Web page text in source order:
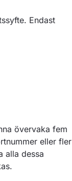
Endast
övervaka fem
eller fler
alla dessa